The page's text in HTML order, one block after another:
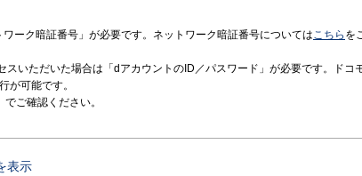
ーク暗証番号」が必要です。ネットワーク暗証番号についてはこちら を
いただいた場合は「dアカウントのID／パスワード」が必要です。ドコ
が可能です。
でご確認ください。
表示